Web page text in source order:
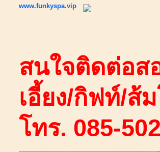
www.funkyspa.vip
สนใจติดต่อส
เอี้ยง/กิฟท์/ส้
โทร. 085-